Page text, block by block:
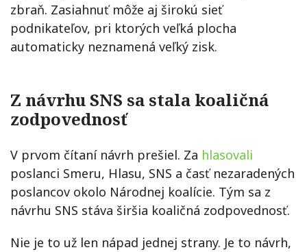
zbraň. Zasiahnuť môže aj širokú sieť
podnikateľov, pri ktorých veľká plocha
automaticky neznamená veľký zisk.
Z návrhu SNS sa stala koaličná
zodpovednosť
V prvom čítaní návrh prešiel. Za hlasovali
poslanci Smeru, Hlasu, SNS a časť nezaradených
poslancov okolo Národnej koalície. Tým sa z
návrhu SNS stáva širšia koaličná zodpovednosť.
Nie je to už len nápad jednej strany. Je to návrh,